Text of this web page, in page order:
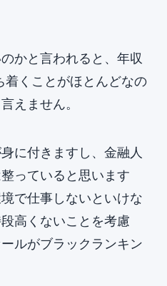
かと言われると、年収
着くことがほとんどなの
えません。
に付きますし、金融人
っていると思います
で仕事しないといけな
高くないことを考慮
ルがブラックランキン